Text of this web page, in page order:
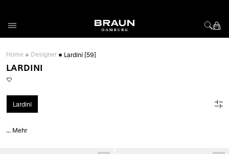
Home Designer Lardini [59]
LARDINI
Lardini
... Mehr